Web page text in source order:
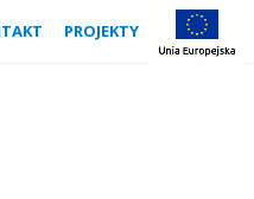
PROJEKTY